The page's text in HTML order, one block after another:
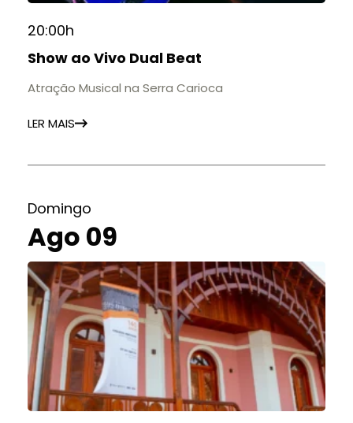
20:00h
Show ao Vivo Dual Beat
Atração Musical na Serra Carioca
LER MAIS
Domingo
Ago 09